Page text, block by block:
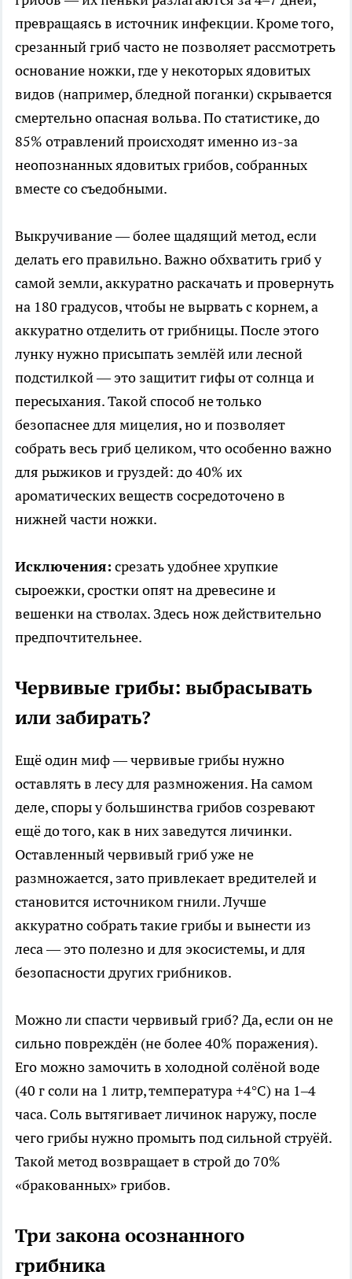
превращаясь в источник инфекции. Кроме того,
срезанный гриб часто не позволяет рассмотреть
основание ножки, где у некоторых ядовитых
видов (например, бледной поганки) скрывается
смертельно опасная вольва. По статистике, до
85% отравлений происходят именно из-за
неопознанных ядовитых грибов, собранных
вместе со съедобными.
Выкручивание — более щадящий метод, если
делать его правильно. Важно обхватить гриб у
самой земли, аккуратно раскачать и провернуть
на 180 градусов, чтобы не вырвать с корнем, а
аккуратно отделить от грибницы. После этого
лунку нужно присыпать землёй или лесной
подстилкой — это защитит гифы от солнца и
пересыхания. Такой способ не только
безопаснее для мицелия, но и позволяет
собрать весь гриб целиком, что особенно важно
для рыжиков и груздей: до 40% их
ароматических веществ сосредоточено в
нижней части ножки.
Исключения: срезать удобнее хрупкие
сыроежки, сростки опят на древесине и
вешенки на стволах. Здесь нож действительно
предпочтительнее.
Червивые грибы: выбрасывать
или забирать?
Ещё один миф — червивые грибы нужно
оставлять в лесу для размножения. На самом
деле, споры у большинства грибов созревают
ещё до того, как в них заведутся личинки.
Оставленный червивый гриб уже не
размножается, зато привлекает вредителей и
становится источником гнили. Лучше
аккуратно собрать такие грибы и вынести из
леса — это полезно и для экосистемы, и для
безопасности других грибников.
Можно ли спасти червивый гриб? Да, если он не
сильно повреждён (не более 40% поражения).
Его можно замочить в холодной солёной воде
(40 г соли на 1 литр, температура +4°C) на 1–4
часа. Соль вытягивает личинок наружу, после
чего грибы нужно промыть под сильной струёй.
Такой метод возвращает в строй до 70%
«бракованных» грибов.
Три закона осознанного
грибника